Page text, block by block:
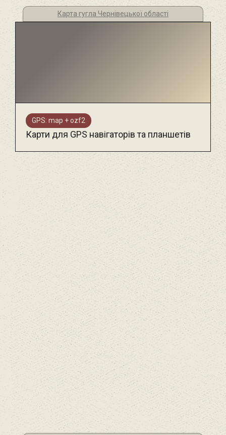
Карта гугла Чернівецької області
GPS: map + ozf2
Карти для GPS навігаторів та планшетів